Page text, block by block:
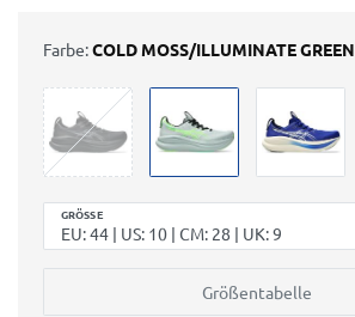
GRÖSSE
Größentabelle
Farbe:COLD MOSS/ILLUMINATE GREEN